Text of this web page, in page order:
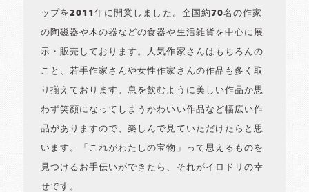
ップを2011年に開業しました。全国約70名の作家
の陶磁器や木の器などの食器や生活雑貨を中心に展
示・販売しております。人気作家さんはもちろんの
こと、若手作家さんや女性作家さんの作品も多く取
り揃えております。息を飲むように美しい作品か思
わず笑顔になってしまうかわいい作品など幅広い作
品がありますので、楽しんで見ていただけたらと思
います。「これがわたしの宝物」って思えるものを
見つけるお手伝いができたら、それがイロドリの幸
せです。